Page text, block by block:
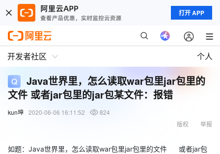
打开 APP
开发者社区 个人
Java世界里，怎么读取war包里jar包里的
文件 或者jar包里的jar包某文件：报错
kun坤 2020-06-06 16:11:52
824
举报
版权
如题：Java世界里，怎么读取war包里jar包里的文件 或者jar包